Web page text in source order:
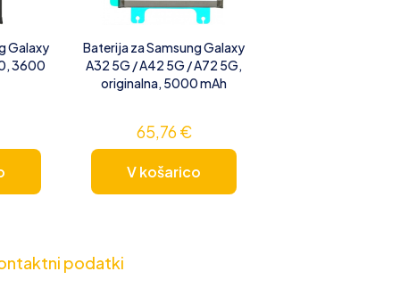
Galaxy
3600
Baterija za Samsung Galaxy
A32 5G / A42 5G / A72 5G,
originalna, 5000 mAh
65,76€
V košarico
podatki